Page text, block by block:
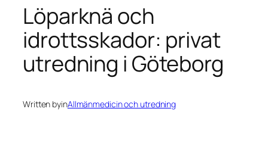
Löparknä och
idrottsskador: privat
utredning i Göteborg
Written byinAllmänmedicin och utredning